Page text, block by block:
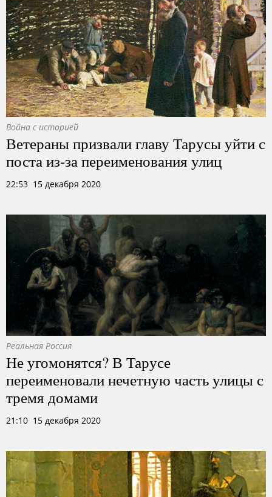
Война с историей
Ветераны призвали главу Тарусы уйти с
поста из-за переименования улиц
22:53 15 декабря 2020
Реальная Россия
Не угомонятся? В Тарусе
переименовали нечетную часть улицы с
тремя домами
21:10 15 декабря 2020